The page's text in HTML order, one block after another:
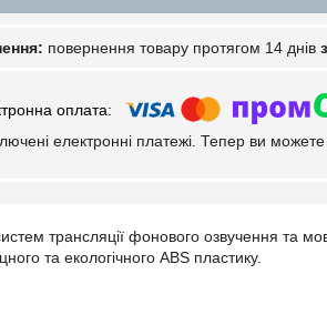
повернення товару протягом 14 днів
електронні платежі. Тепер ви
трансляції фонового озвучення та
та екологічного ABS пластику.